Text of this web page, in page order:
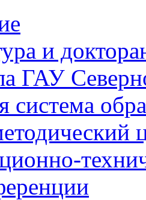
и
ГАУ
система